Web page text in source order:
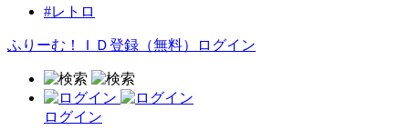
#レトロ
ふりーむ！ＩＤ登録（無料） ログイン
ログイン